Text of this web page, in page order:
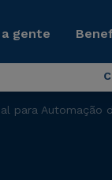
gente
para Automação